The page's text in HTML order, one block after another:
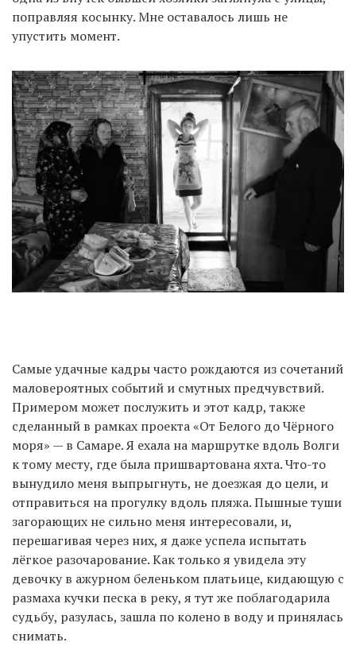
поправляя косынку. Мне оставалось лишь не
упустить момент.
Самые удачные кадры часто рождаются из сочетаний
маловероятных событий и смутных предчувствий.
Примером может послужить и этот кадр, также
сделанный в рамках проекта «От Белого до Чёрного
моря» — в Самаре. Я ехала на маршрутке вдоль Волги
к тому месту, где была пришвартована яхта. Что-то
вынудило меня выпрыгнуть, не доезжая до цели, и
отправиться на прогулку вдоль пляжа. Пышные туши
загорающих не сильно меня интересовали, и,
перешагивая через них, я даже успела испытать
лёгкое разочарование. Как только я увидела эту
девочку в ажурном беленьком платьице, кидающую с
размаха кучки песка в реку, я тут же поблагодарила
судьбу, разулась, зашла по колено в воду и принялась
снимать.